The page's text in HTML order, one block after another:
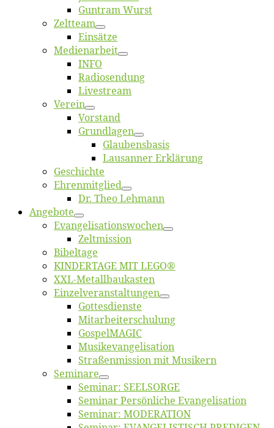
Gun­tram Wurst
Zelt­team
Ein­sät­ze
Me­di­en­ar­beit
INFO
Ra­dio­sen­dung
Live­stream
Ver­ein
Vor­stand
Grund­la­gen
Glaubens­ba­sis
Lausan­ner Erklärung
Ge­schich­te
Eh­ren­mit­glied
Dr. Theo Lehmann
An­ge­bo­te
Evangelisa­tions­wo­chen
Zelt­mis­si­on
Bi­bel­ta­ge
KINDERTAGE MIT LEGO®
XXL-Me­­tal­l­­bau­­kas­­ten
Einzelver­an­stal­tungen
Got­tes­diens­te
Mitarbeiter­schulung
Gos­pel­MA­GIC
Musikevan­ge­li­sa­tion
Straßenmis­sion mit Musikern
Se­mi­na­re
Se­mi­nar: SEELSORGE
Se­mi­nar Per­sön­li­che Evangelisation
Se­mi­nar: MODERATION